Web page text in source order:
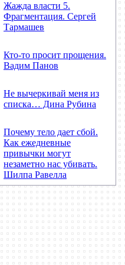
Жажда власти 5.
Фрагментация. Сергей
Тармашев
Кто-то просит прощения.
Вадим Панов
Не вычеркивай меня из
списка… Дина Рубина
Почему тело дает сбой.
Как ежедневные
привычки могут
незаметно нас убивать.
Шилпа Равелла